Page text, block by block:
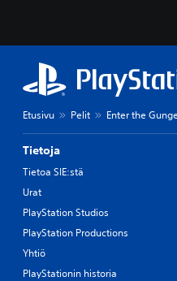
Etusivu Pelit Enter the
Tietoja
Tietoa SIE:stä
Urat
PlayStation Studios
PlayStation Productions
Yhtiö
PlayStationin historia